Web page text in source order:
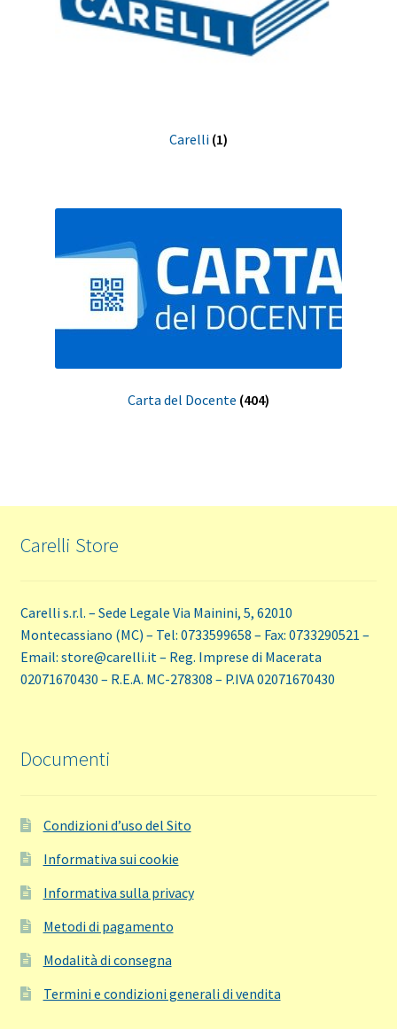
Carelli (1)
Carta del Docente (404)
Carelli Store
Carelli s.r.l. – Sede Legale Via Mainini, 5, 62010
Montecassiano (MC) – Tel: 0733599658 – Fax: 0733290521 –
Email: store@carelli.it – Reg. Imprese di Macerata
02071670430 – R.E.A. MC-278308 – P.IVA 02071670430
Documenti
Condizioni d’uso del Sito
Informativa sui cookie
Informativa sulla privacy
Metodi di pagamento
Modalità di consegna
Termini e condizioni generali di vendita